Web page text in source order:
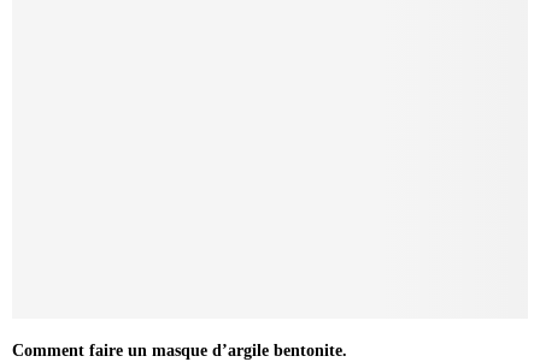
Comment faire un masque d’argile bentonite.